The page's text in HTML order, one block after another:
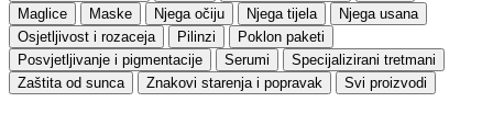
Maglice
Maske Njega očiju Njega tijela
Njega usana
Osjetljivost i rozaceja
Pilinzi
Poklon paketi
Posvjetljivanje i pigmentacije
Serumi
Specijalizirani tretmani
Zaštita od sunca
Znakovi starenja i popravak Svi proizvodi